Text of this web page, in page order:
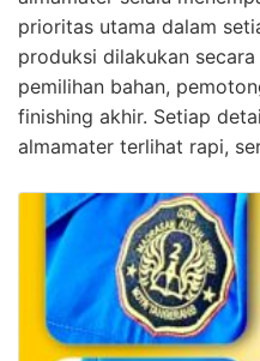
prioritas utama dalam
produksi dilakukan
pemilihan bahan,
finishing akhir. Setiap
almamater terlihat rapi,